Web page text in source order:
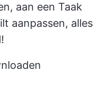
aan een Taak
aanpassen, alles